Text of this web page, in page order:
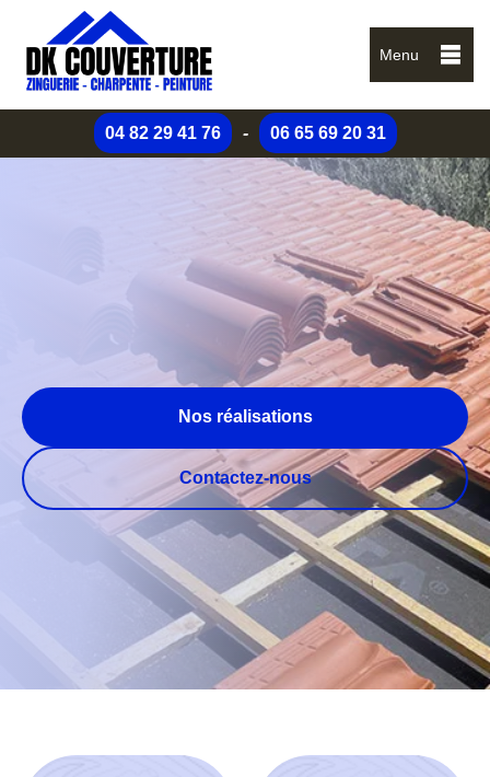
Menu
04 82 29 41 76 - 06 65 69 20 31
Nos réalisations
Contactez-nous